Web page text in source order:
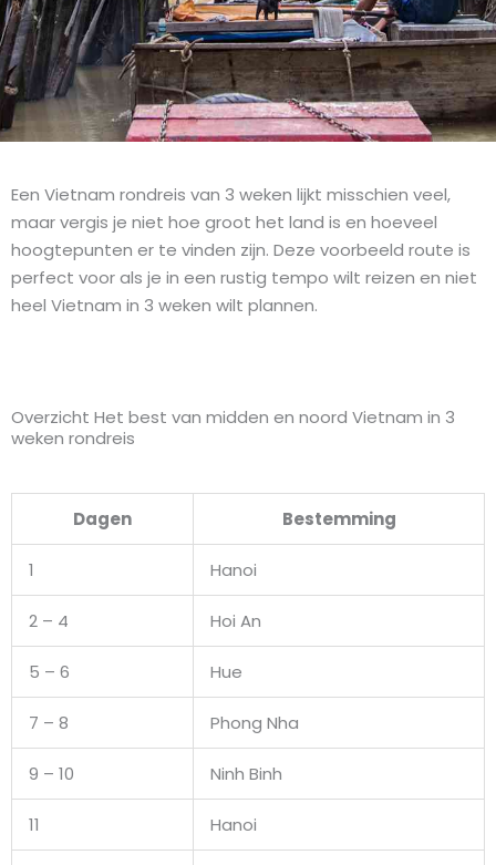
Een Vietnam rondreis van 3 weken lijkt misschien veel,
maar vergis je niet hoe groot het land is en hoeveel
hoogtepunten er te vinden zijn. Deze voorbeeld route is
perfect voor als je in een rustig tempo wilt reizen en niet
heel Vietnam in 3 weken wilt plannen.
Overzicht Het best van midden en noord Vietnam in 3
weken rondreis
Dagen Bestemming
1 Hanoi
2 – 4 Hoi An
5 – 6 Hue
7 – 8 Phong Nha
9 – 10 Ninh Binh
11 Hanoi